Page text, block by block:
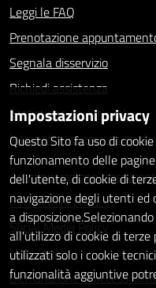
Leggi le FAQ
Prenotazione
Segnala disservizio
Richiedi assistenza
Statistiche dei Siti web
Intranet - accesso riservato
Amministrazione
Informativa privacy
Social Media Policy
Note legali
Dichiarazione di accessibilità
Impostazioni privacy
Questo Sito fa uso di
funzionamento delle
dell'utente, di cookie di
navigazione degli utenti ed
a
all'utilizzo di cookie di
utilizzati solo i cookie
funzionalità aggiuntive